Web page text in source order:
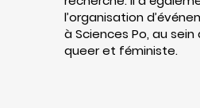
l’organisation
à Sciences Po, au sein
queer et féministe.